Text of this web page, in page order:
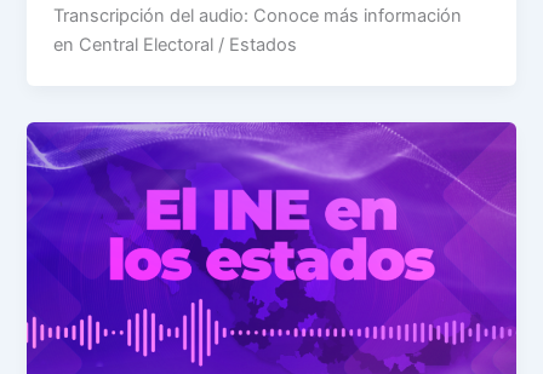
Transcripción del audio: Conoce más información
en Central Electoral / Estados